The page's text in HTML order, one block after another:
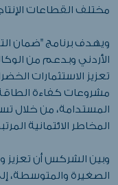
مختلف القطاعات
ويهدف برنامج "ضمان
تعزيز الاستثمارات
مشروعات كفاءة الطاقة
المستدامة، من خلال
المخاطر الائتمانية
وبين الشركس أن تعزيز
الصغيرة والمتوسطة،